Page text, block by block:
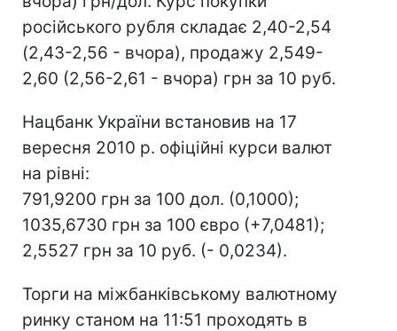
російського рубля складає 2,40-2,54
(2,43-2,56 - вчора), продажу 2,549-
2,60 (2,56-2,61 - вчора) грн за 10 руб.
Нацбанк України встановив на 17
вересня 2010 р. офіційні курси валют
на рівні:
791,9200 грн за 100 дол. (0,1000);
1035,6730 грн за 100 євро (+7,0481);
2,5527 грн за 10 руб. (- 0,0234).
Торги на міжбанківському валютному
ринку станом на 11:51 проходять в